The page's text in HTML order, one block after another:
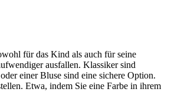
für das Kind als auch für seine
ausfallen. Klassiker sind
einer Bluse sind eine sichere Option.
Etwa, indem Sie eine Farbe in ihrem